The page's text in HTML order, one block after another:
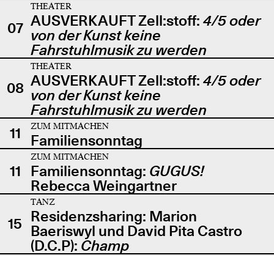
07
THEATER
AUSVERKAUFT Zell:stoff: 4/5 oder
von der Kunst keine
Fahrstuhlmusik zu werden
08
THEATER
AUSVERKAUFT Zell:stoff: 4/5 oder
von der Kunst keine
Fahrstuhlmusik zu werden
11
ZUM MITMACHEN
Familiensonntag
11
ZUM MITMACHEN
Familiensonntag: GUGUS!
Rebecca Weingartner
15
TANZ
Residenzsharing: Marion
Baeriswyl und David Pita Castro
(D.C.P): Champ